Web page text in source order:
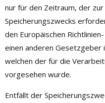
nur für den Zeitraum, der
Speicherungszwecks
den Europäischen
einen anderen Gesetzgeber
welchen der für die
vorgesehen wurde.
Entfällt der